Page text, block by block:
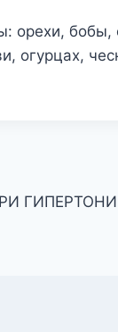
орехи,
огурцах,